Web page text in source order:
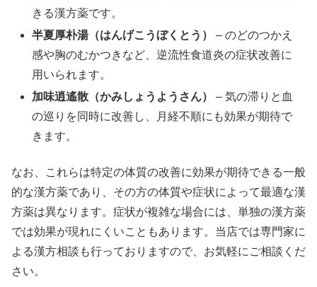
きる漢方薬です。
半夏厚朴湯（はんげこうぼくとう）
– のどのつかえ
感や胸のむかつきなど、逆流性食道炎の症状改善に
用いられます。
加味逍遙散（かみしょうようさん）
– 気の滞りと血
の巡りを同時に改善し、月経不順にも効果が期待で
きます。
なお、これらは特定の体質の改善に効果が期待できる一般
的な漢方薬であり、その方の体質や症状によって最適な漢
方薬は異なります。症状が複雑な場合には、単独の漢方薬
では効果が現れにくいこともあります。当店では専門家に
よる漢方相談も行っておりますので、お気軽にご相談くだ
さい。